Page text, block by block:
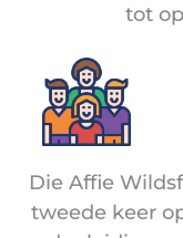
tot
Die Affie
tweede keer